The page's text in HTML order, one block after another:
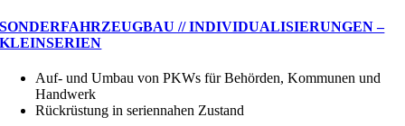
SONDERFAHRZEUGBAU // INDIVIDUALISIERUNGEN –
KLEINSERIEN
Auf- und Umbau von PKWs für Behörden, Kommunen und
Handwerk
Rückrüstung in seriennahen Zustand